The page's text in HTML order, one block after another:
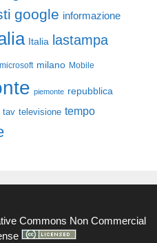
google informazione
Italia lastampa
microsoft milano Mobile
piemonte repubblica
tav televisione tempo
Commons Non Commercial